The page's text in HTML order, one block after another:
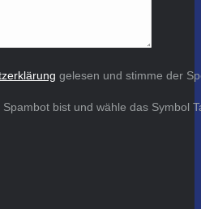
gelesen und stimme der
bist und wähle das Symbol